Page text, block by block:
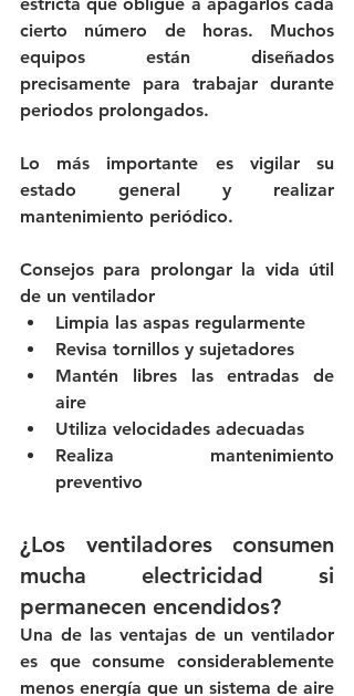
cierto número de horas. Muchos
equipos están diseñados
precisamente para trabajar durante
periodos prolongados.
Lo más importante es vigilar su
estado general y realizar
mantenimiento periódico.
Consejos para prolongar la vida útil
de un ventilador
Limpia las aspas regularmente
Revisa tornillos y sujetadores
Mantén libres las entradas de
aire
Utiliza velocidades adecuadas
Realiza mantenimiento
preventivo
¿Los ventiladores consumen
mucha electricidad si
permanecen encendidos?
Una de las ventajas de un ventilador
es que consume considerablemente
menos energía que un sistema de aire